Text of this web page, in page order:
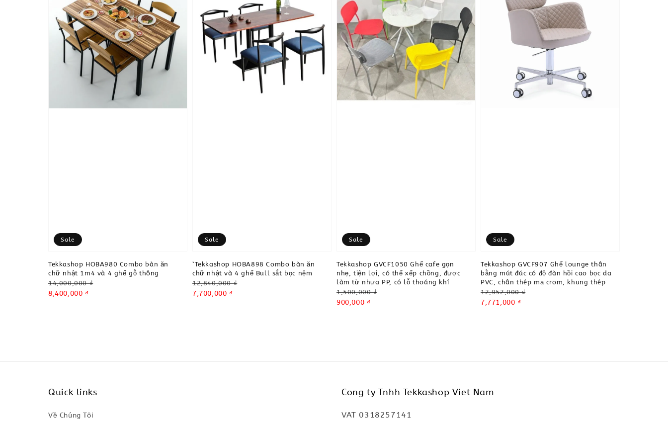
Sale
Tekkashop HOBA980 Combo bàn ăn
chữ nhật 1m4 và 4 ghế gỗ thông
Regular
price
14,000,000 ₫
Sale
8,400,000 ₫
Sale
`Tekkashop HOBA898 Combo bàn ăn
chữ nhật và 4 ghế Bull sắt bọc nệm
Regular
price
12,840,000 ₫
Sale
7,700,000 ₫
Sale
Tekkashop GVCF1050 Ghế cafe gọn
nhẹ, tiện lợi, có thể xếp chồng, được
làm từ nhựa PP, có lỗ thoáng khí
Regular
price
1,500,000 ₫
Sale
900,000 ₫
Sale
Tekkashop GVCF907 Ghế lounge thân
bằng mút đúc có độ đàn hồi cao bọc da
PVC, chân thép mạ crom, khung thép
Regular
price
12,952,000 ₫
Sale
7,771,000 ₫
Quick links
Về Chúng Tôi
Cong ty Tnhh Tekkashop Viet Nam
VAT 0318257141